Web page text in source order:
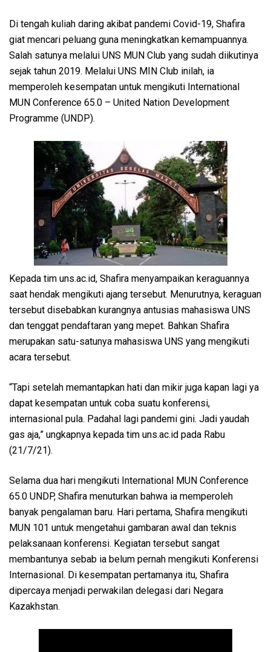
Di tengah kuliah daring akibat pandemi Covid-19, Shafira
giat mencari peluang guna meningkatkan kemampuannya.
Salah satunya melalui UNS MUN Club yang sudah diikutinya
sejak tahun 2019. Melalui UNS MIN Club inilah, ia
memperoleh kesempatan untuk mengikuti International
MUN Conference 65.0 – United Nation Development
Programme (UNDP).
Kepada tim uns.ac.id, Shafira menyampaikan keraguannya
saat hendak mengikuti ajang tersebut. Menurutnya, keraguan
tersebut disebabkan kurangnya antusias mahasiswa UNS
dan tenggat pendaftaran yang mepet. Bahkan Shafira
merupakan satu-satunya mahasiswa UNS yang mengikuti
acara tersebut.
“Tapi setelah memantapkan hati dan mikir juga kapan lagi ya
dapat kesempatan untuk coba suatu konferensi,
internasional pula. Padahal lagi pandemi gini. Jadi yaudah
gas aja,” ungkapnya kepada tim uns.ac.id pada Rabu
(21/7/21).
Selama dua hari mengikuti International MUN Conference
65.0 UNDP, Shafira menuturkan bahwa ia memperoleh
banyak pengalaman baru. Hari pertama, Shafira mengikuti
MUN 101 untuk mengetahui gambaran awal dan teknis
pelaksanaan konferensi. Kegiatan tersebut sangat
membantunya sebab ia belum pernah mengikuti Konferensi
Internasional. Di kesempatan pertamanya itu, Shafira
dipercaya menjadi perwakilan delegasi dari Negara
Kazakhstan.